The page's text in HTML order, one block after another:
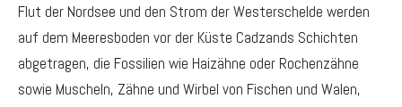
Flut der Nordsee und den Strom der Westerschelde werden
auf dem Meeresboden vor der Küste Cadzands Schichten
abgetragen, die Fossilien wie Haizähne oder Rochenzähne
sowie Muscheln, Zähne und Wirbel von Fischen und Walen,